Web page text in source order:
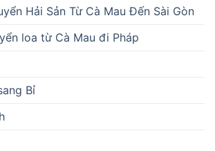
Hải Sản Từ Cà Mau Đến Sài Gòn
loa từ Cà Mau đi Pháp
Bỉ